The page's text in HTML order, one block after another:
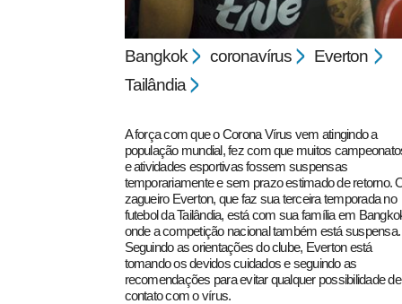
pecbol.com
Bangkok coronavírus
Everton
Tailândia
A força com que o Corona Vírus vem atingindo a
população mundial, fez com que muitos
e atividades esportivas fossem suspensas
temporariamente e sem prazo estimado de retorno.
zagueiro Everton, que faz sua terceira temporada no
futebol da Tailândia, está com sua família em
onde a competição nacional também está suspensa.
Seguindo as orientações do clube, Everton está
tomando os devidos cuidados e seguindo as
recomendações para evitar qualquer possibilidade de
contato com o vírus.